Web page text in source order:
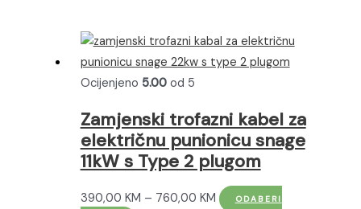
Ocijenjeno 5.00od 5
Zamjenski trofazni kabel za
električnu punionicu snage
11kW s Type 2 plugom
390,00 KM – 760,00 KMRasponODABERI